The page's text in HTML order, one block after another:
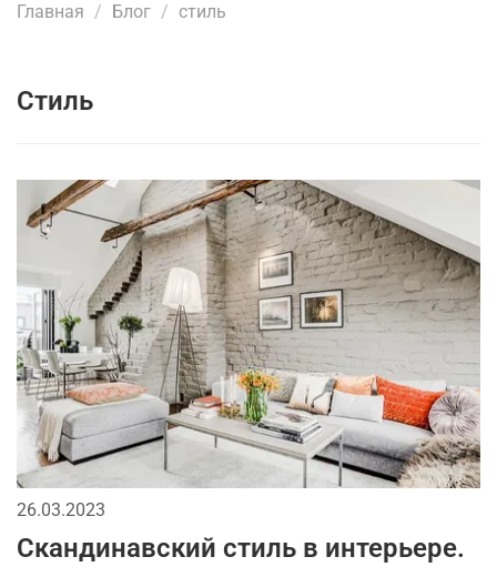
Главная Блог стиль
стиль
26.03.2023
Скандинавский стиль в интерьере.